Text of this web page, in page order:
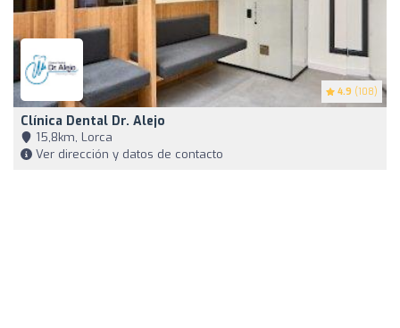
4.9 (108)
Clínica Dental Dr. Alejo
15,8km, Lorca
Ver dirección y datos de contacto